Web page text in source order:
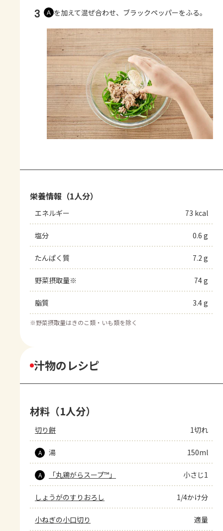
3 Ａ を加えて混ぜ合わせ、ブラックペッパーをふる。
栄養情報（1人分）
エネルギー 73 kcal
塩分 0.6 g
たんぱく質 7.2 g
野菜摂取量※ 74 g
脂質 3.4 g
※野菜摂取量はきのこ類・いも類を除く
汁物のレシピ
材料（1人分）
切り餅 1切れ
A 湯 150ml
A 「丸鶏がらスープ™」 小さじ1
しょうがのすりおろし 1/4かけ分
小ねぎの小口切り 適量